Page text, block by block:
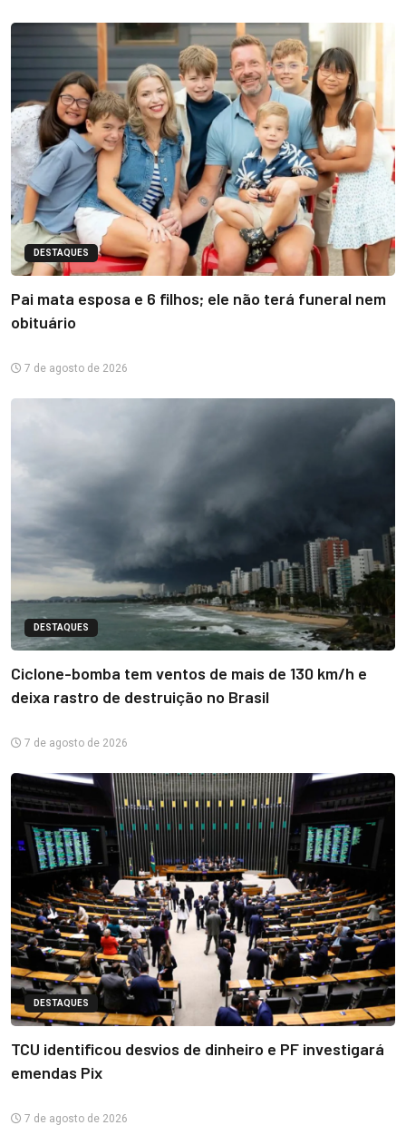
DESTAQUES
Pai mata esposa e 6 filhos; ele não terá funeral nem
obituário
7 de agosto de 2026
DESTAQUES
Ciclone-bomba tem ventos de mais de 130 km/h e
deixa rastro de destruição no Brasil
7 de agosto de 2026
DESTAQUES
TCU identificou desvios de dinheiro e PF investigará
emendas Pix
7 de agosto de 2026